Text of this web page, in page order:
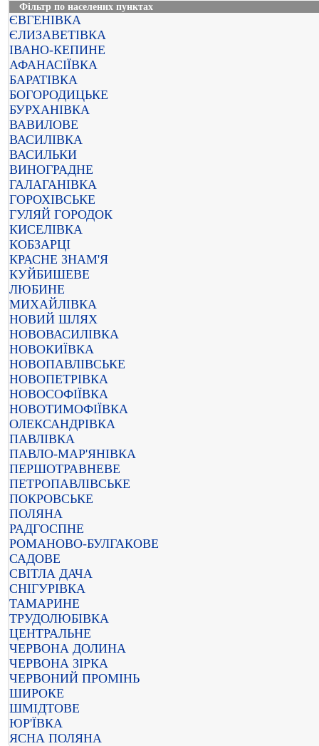
Фільтр по населених пунктах
ЄВГЕНІВКА
ЄЛИЗАВЕТІВКА
ІВАНО-КЕПИНЕ
АФАНАСІЇВКА
БАРАТІВКА
БОГОРОДИЦЬКЕ
БУРХАНІВКА
ВАВИЛОВЕ
ВАСИЛІВКА
ВАСИЛЬКИ
ВИНОГРАДНЕ
ГАЛАГАНІВКА
ГОРОХІВСЬКЕ
ГУЛЯЙ ГОРОДОК
КИСЕЛІВКА
КОБЗАРЦІ
КРАСНЕ ЗНАМ'Я
КУЙБИШЕВЕ
ЛЮБИНЕ
МИХАЙЛІВКА
НОВИЙ ШЛЯХ
НОВОВАСИЛІВКА
НОВОКИЇВКА
НОВОПАВЛІВСЬКЕ
НОВОПЕТРІВКА
НОВОСОФІЇВКА
НОВОТИМОФІЇВКА
ОЛЕКСАНДРІВКА
ПАВЛІВКА
ПАВЛО-МАР'ЯНІВКА
ПЕРШОТРАВНЕВЕ
ПЕТРОПАВЛІВСЬКЕ
ПОКРОВСЬКЕ
ПОЛЯНА
РАДГОСПНЕ
РОМАНОВО-БУЛГАКОВЕ
САДОВЕ
СВІТЛА ДАЧА
СНІГУРІВКА
ТАМАРИНЕ
ТРУДОЛЮБІВКА
ЦЕНТРАЛЬНЕ
ЧЕРВОНА ДОЛИНА
ЧЕРВОНА ЗІРКА
ЧЕРВОНИЙ ПРОМІНЬ
ШИРОКЕ
ШМІДТОВЕ
ЮР'ЇВКА
ЯСНА ПОЛЯНА